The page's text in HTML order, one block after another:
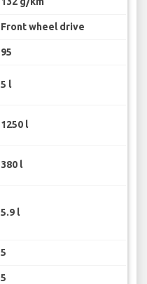
Front wheel drive
95
5 l
1250 l
380 l
5.9 l
5
5